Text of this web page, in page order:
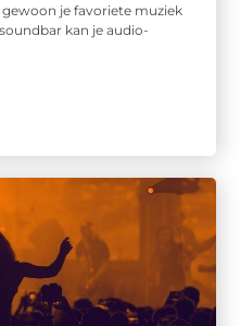
je favoriete muziek
kan je audio-